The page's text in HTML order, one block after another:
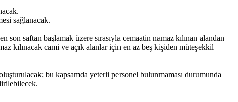
sağlanacak.
saftan başlamak üzere sırasıyla cemaatin namaz kılınan alandan
kılınacak cami ve açık alanlar için en az beş kişiden müteşekkil
bu kapsamda yeterli personel bulunmaması durumunda